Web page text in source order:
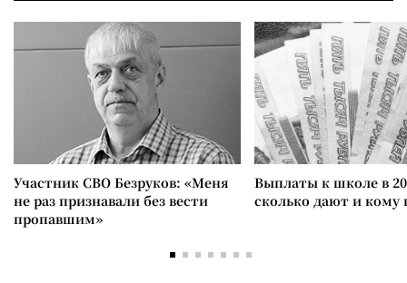
Участник СВО Безруков: «Меня
не раз признавали без вести
пропавшим»
Выплаты к школе в
сколько дают и